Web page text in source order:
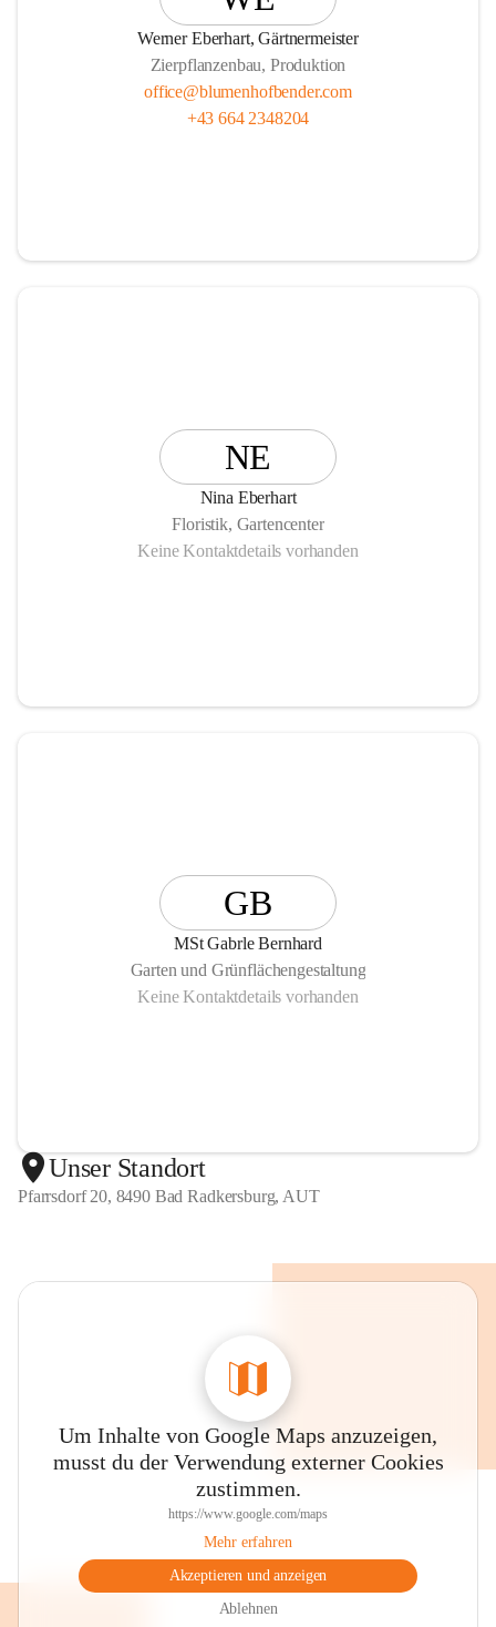
Vasen, Schalen und Pflanzgefäße!
Werner Eberhart, Gärtnermeister
Zierpflanzenbau, Produktion
office@blumenhofbender.com
+43 664 2348204
NE
Nina Eberhart
Floristik, Gartencenter
Keine Kontaktdetails vorhanden
GB
MSt Gabrle Bernhard
Garten und Grünflächengestaltung
Keine Kontaktdetails vorhanden
Unser Standort
Pfarrsdorf 20, 8490 Bad Radkersburg, AUT
Um Inhalte von Google Maps anzuzeigen,
musst du der Verwendung externer Cookies
zustimmen.
https://www.google.com/maps
Mehr erfahren
Akzeptieren und anzeigen
Ablehnen